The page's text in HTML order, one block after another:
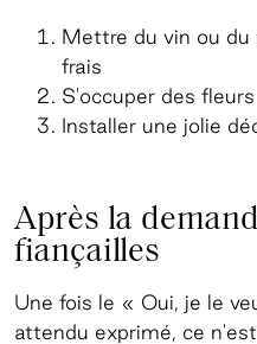
Mettre du vin ou du
frais
S'occuper des fleurs
Installer une jolie
Après la
fiançailles
Une fois le « Oui, je le
attendu exprimé, ce